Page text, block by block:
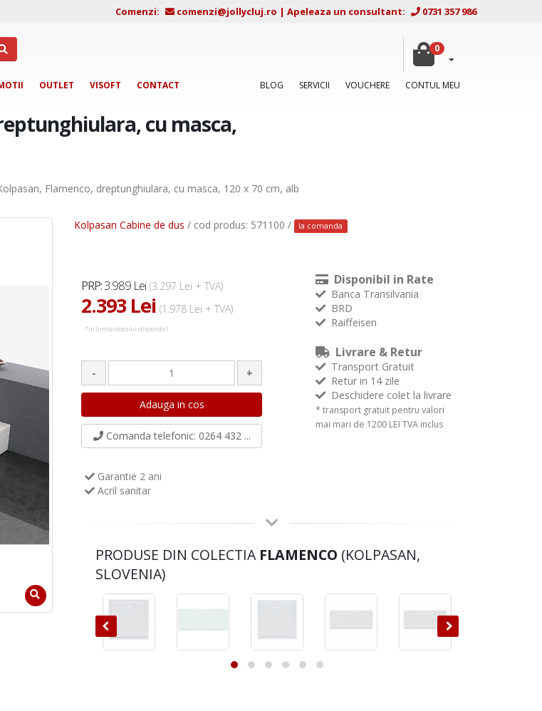
Comenzi: comenzi@jollycluj.ro | Apeleaza un consultant: 0731 357 986
0
OUTLET VISOFT CONTACT BLOG SERVICII VOUCHERE CONTUL MEU
cu masca,
Flamenco, dreptunghiulara, cu masca, 120 x 70 cm, alb
Kolpasan Cabine de dus / cod produs: 571100 / la comanda
PRP:3.989 Lei (3.297 Lei + TVA)
2.393 Lei (1.978 Lei + TVA)
*in limita stocului disponibil
- +
Comanda telefonic: 0264 432 ...
Garantie 2 ani
Acril sanitar
Disponibil in Rate
Banca Transilvania
BRD
Raiffeisen
Livrare & Retur
Transport Gratuit
Retur in 14 zile
Deschidere colet la livrare
* transport gratuit pentru valori
mai mari de 1200 LEI TVA inclus
PRODUSE DIN COLECTIA FLAMENCO (KOLPASAN,
SLOVENIA)